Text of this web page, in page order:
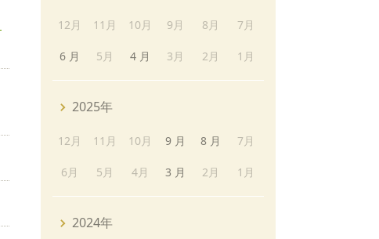
12月 11月 10月 9月 8月 7月
6 月 5月 4 月 3月 2月 1月
2025年
12月 11月 10月 9 月 8 月 7月
6月 5月 4月 3 月 2月 1月
2024年